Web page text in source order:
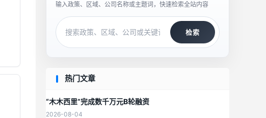
输入政策、区域、公司名称或主题词，快速检索全站内容
检索
热门文章
“木木西里”完成数千万元B轮融资
2026-08-04